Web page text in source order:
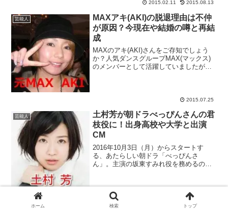
2015.02.11 2015.08.13
芸能人
MAXアキ(AKI)の脱退理由は不仲
が原因？今現在や結婚の噂と再結
成
MAXのアキ(AKI)さんをご存知でしょう
か？人気ダンスグループMAX(マックス)
のメンバーとして活躍していましたが、
2015.07.25
芸能人
土村芳が朝ドラべっぴんさんの君
枝役に！出身高校や大学と出演
CM
2016年10月3日（月）からスタートす
る、あたらしい朝ドラ「べっぴんさ
ん」。主演の坂東すみれ役を務めるのは
の同級生で、戦後にすみれと共に会社を
興す創業メンバーとしてド...
2016.10.05
ホーム 検索 トップ